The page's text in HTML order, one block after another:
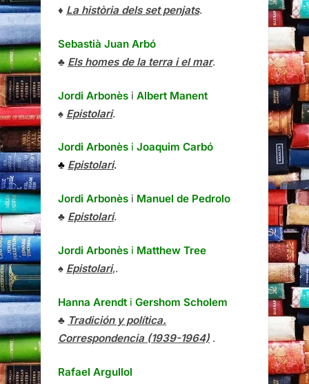
♦ La història dels set penjats.
Sebastià Juan Arbó
♣ Els homes de la terra i el mar.
Jordi Arbonès i Albert Manent
♠ Epistolari.
Jordi Arbonès i Joaquim Carbó
♣ Epistolari.
Jordi Arbonès i Manuel de Pedrolo
♣ Epistolari.
Jordi Arbonès i Matthew Tree
♠ Epistolari,.
Hanna Arendt i Gershom Scholem
♣ Tradición y política.
Correspondencia (1939-1964) .
Rafael Argullol